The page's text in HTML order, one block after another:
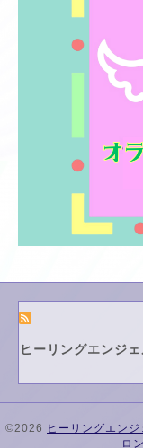
ヒーリングエンジ
©2026 ヒーリングエン
ロ